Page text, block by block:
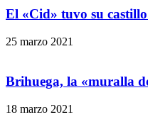
El «Cid» tuvo su
25 marzo 2021
Brihuega, la «muralla
18 marzo 2021